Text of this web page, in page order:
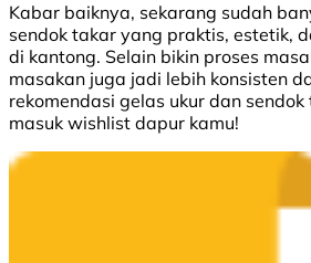
Kabar baiknya, sekarang sudah
sendok takar yang praktis, estetik,
di kantong. Selain bikin proses
masakan juga jadi lebih konsisten
rekomendasi gelas ukur dan
masuk wishlist dapur kamu!